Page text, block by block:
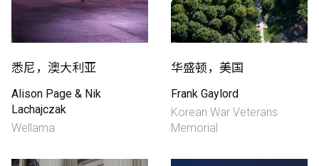
悉尼，澳大利亚
Alison Page & Nik
Lachajczak
Wellama
华盛顿，美国
Frank Gaylord
Korean War Veterans
Memorial